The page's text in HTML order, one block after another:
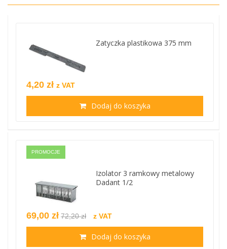
Zatyczka plastikowa 375 mm
4,20 zł z VAT
Dodaj do koszyka
PROMOCJE
Izolator 3 ramkowy metalowy
Dadant 1/2
69,00 zł 72,20 zł z VAT
Dodaj do koszyka